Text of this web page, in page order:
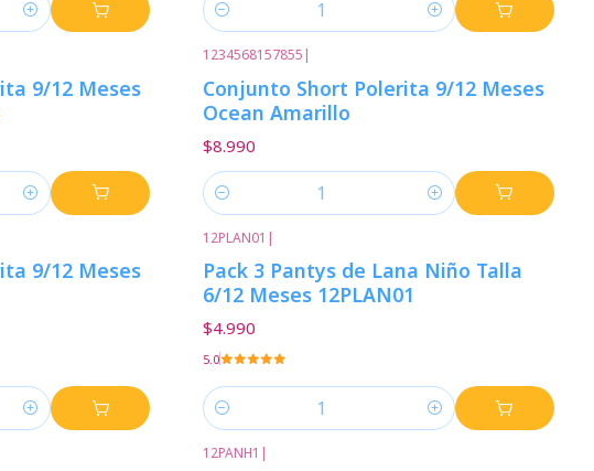
Cantidad
9/12 Meses
1234568157855 |
Conjunto Short Polerita 9/12 Meses
Ocean Amarillo
$8.990
Cantidad
9/12 Meses
12PLAN01 |
Pack 3 Pantys de Lana Niño Talla
6/12 Meses 12PLAN01
$4.990
5.0
Cantidad
12PANH1 |